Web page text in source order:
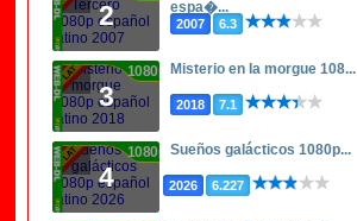
2
espa�...
2007 6.3
3
1080p Misterio en la morgue 108...
2018 7.1
4
1080p Sueños galácticos 1080p...
2026 6.227